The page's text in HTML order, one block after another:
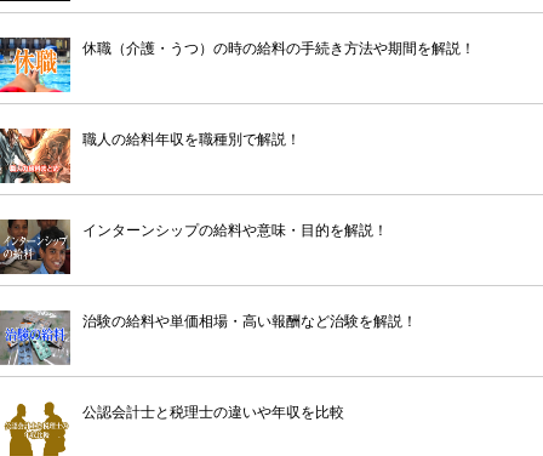
休職（介護・うつ）の時の給料の手続き方法や期間を解説！
職人の給料年収を職種別で解説！
インターンシップの給料や意味・目的を解説！
治験の給料や単価相場・高い報酬など治験を解説！
公認会計士と税理士の違いや年収を比較